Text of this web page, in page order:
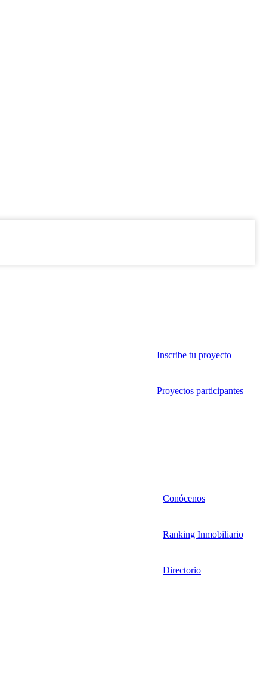
Inscribe tu proyecto
Proyectos participantes
Conócenos
Ranking Inmobiliario
Directorio